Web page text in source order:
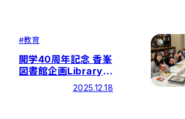
#教育
開学40周年記念 香峯
図書館企画Library
Talkを開催しました
2025.12.18